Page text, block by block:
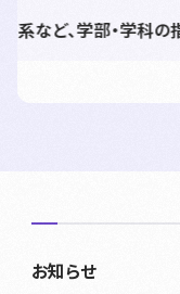
学部・学科の指定はあ
お知らせ